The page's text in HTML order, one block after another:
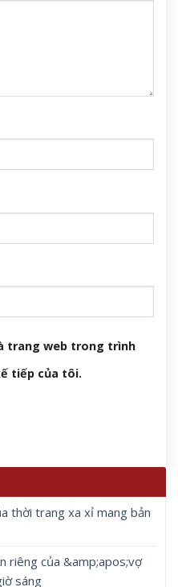
trang web trong trình
tiếp của tôi.
thời trang xa xỉ mang bản
riêng của &amp;apos;vợ
sáng